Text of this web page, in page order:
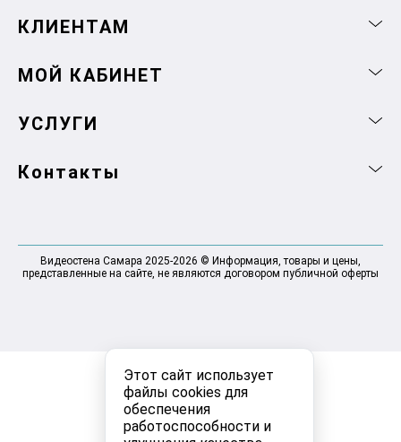
Этот сайт использует
файлы cookies для
обеспечения
работоспособности и
КЛИЕНТАМ
МОЙ КАБИНЕТ
УСЛУГИ
Контакты
Видеостена Самара 2025-2026 © Информация, товары и цены,
представленные на сайте, не являются договором публичной оферты